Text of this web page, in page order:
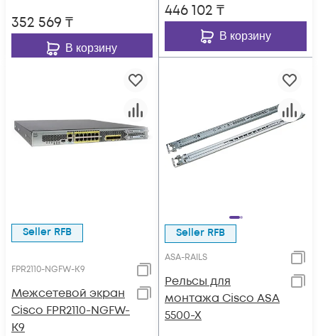
352 569 ₸
В корзину
446 102 ₸
В корзину
Seller RFB
FPR2110-NGFW-K9
Межсетевой экран
Cisco FPR2110-NGFW-
K9
Seller RFB
ASA-RAILS
Рельсы для
монтажа Cisco ASA
5500-X